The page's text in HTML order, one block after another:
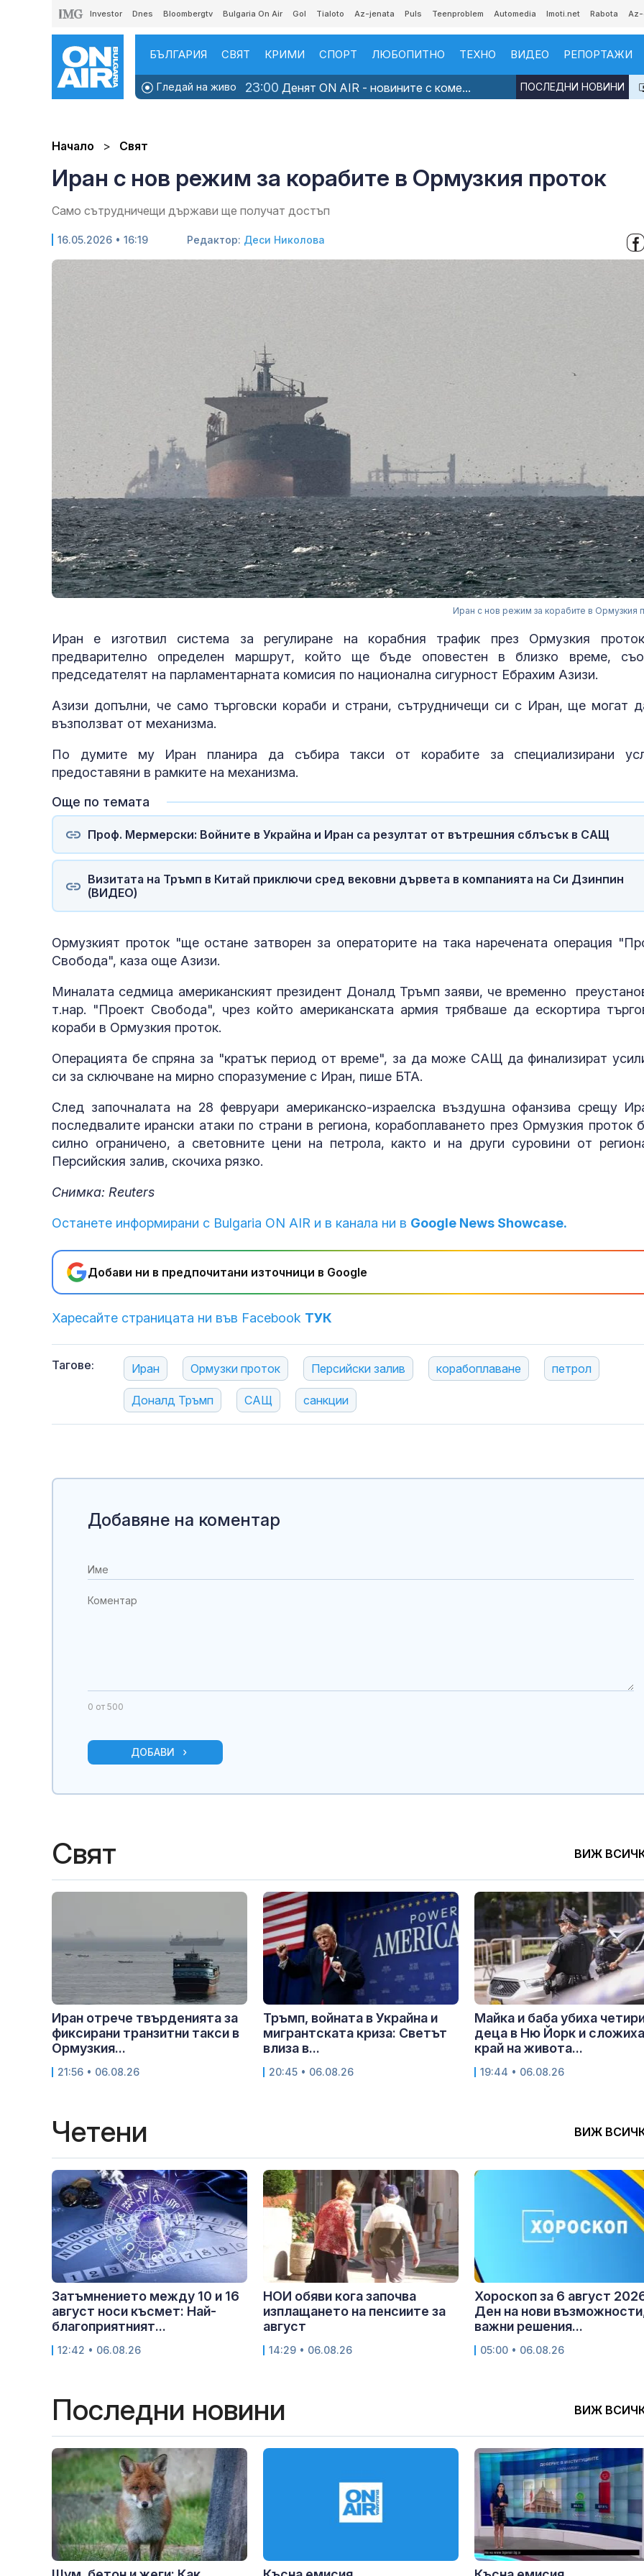
Investor Dnes Bloombergtv Bulgaria On Air Gol Tialoto Az-jenata Puls Teenproblem Automedia Imoti.net Rabota
БЪЛГАРИЯ СВЯТ КРИМИ СПОРТ ЛЮБОПИТНО ТЕХНО ВИДЕО РЕПОРТАЖИ
Гледай на живо 23:00 Денят ON AIR - новините с коме... ПОСЛЕДНИ НОВИНИ
Начало Свят
Иран с нов режим за корабите в Ормузкия проток
Само сътрудничещи държави ще получат достъп
16.05.2026 • 16:19 Редактор: Деси Николова
Иран с нов режим за корабите в Ормузкия
Иран е изготвил система за регулиране на корабния трафик през Ормузкия
предварително определен маршрут, който ще бъде оповестен в близко време,
председателят на парламентарната комисия по национална сигурност Ебрахим Азизи.
Азизи допълни, че само търговски кораби и страни, сътрудничещи си с Иран, ще могат
възползват от механизма.
По думите му Иран планира да събира такси от корабите за специализирани
предоставяни в рамките на механизма.
Още по темата
Проф. Мермерски: Войните в Украйна и Иран са резултат от вътрешния сблъсък в САЩ
Визитата на Тръмп в Китай приключи сред вековни дървета в компанията на Си Дзинпин
(ВИДЕО)
Ормузкият проток "ще остане затворен за операторите на така наречената операция
Свобода", каза още Азизи.
Миналата седмица американският президент Доналд Тръмп заяви, че временно
т.нар. "Проект Свобода", чрез който американската армия трябваше да ескортира
кораби в Ормузкия проток.
Операцията бе спряна за "кратък период от време", за да може САЩ да финализират
си за сключване на мирно споразумение с Иран, пише БТА.
След започналата на 28 февруари американско-израелска въздушна офанзива срещу
последвалите ирански атаки по страни в региона, корабоплаването през Ормузкия проток
силно ограничено, а световните цени на петрола, както и на други суровини от
Персийския залив, скочиха рязко.
Снимка: Reuters
Останете информирани с Bulgaria ON AIR и в канала ни в Google News Showcase.
Добави ни в предпочитани източници в Google
Харесайте страницата ни във Facebook ТУК
Тагове: Иран Ормузки проток Персийски залив корабоплаване петрол
Доналд Тръмп САЩ санкции
За
руски войник
опасни мисии:
Иран и
ЧРД
Добавяне на коментар
0 от 500
ДОБАВИ
Свят ВИЖ
Иран отрече твърденията за
фиксирани транзитни такси в
Ормузкия...
21:56 • 06.08.26
Тръмп, войната в Украйна и
мигрантската криза: Светът
влиза в...
20:45 • 06.08.26
Майка и баба убиха
деца в Ню Йорк и сложиха
край на живота...
19:44 • 06.08.26
Четени ВИЖ
Затъмнението между 10 и 16
август носи късмет: Най-
благоприятният...
12:42 • 06.08.26
НОИ обяви кога започва
изплащането на пенсиите за
август
14:29 • 06.08.26
Хороскоп за 6 август
Ден на нови
важни решения...
05:00 • 06.08.26
Последни новини ВИЖ